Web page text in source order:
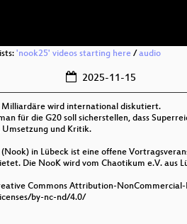
'nook25' videos starting here/ audio
2025-11-15
Milliardäre wird international diskutiert.
für die G20 soll sicherstellen, dass
Umsetzung und Kritik.
in Lübeck ist eine offene
Die NooK wird vom Chaotikum e.V.
Commons Attribution-
by-nc-nd/4.0/